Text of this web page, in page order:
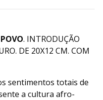
. INTRODUÇÃO
DE 20X12 CM. COM
sentimentos totais de
a cultura afro-